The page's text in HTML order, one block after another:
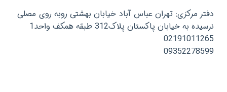
دفتر مرکزی: تهران عباس آباد خیابان بهشتی روبه روی مصلی
نرسیده به خیابان پاکستان پلاک312 طبقه همکف واحد1
02191011265
09352278599